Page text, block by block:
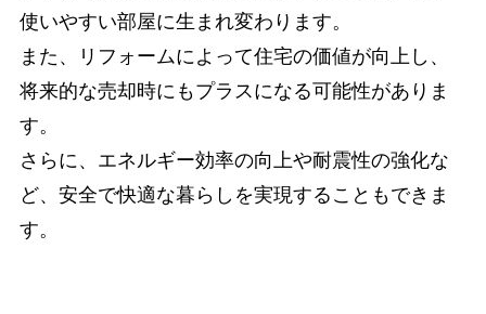
使いやすい部屋に生まれ変わります。
また、リフォームによって住宅の価値が向上し、
将来的な売却時にもプラスになる可能性がありま
す。
さらに、エネルギー効率の向上や耐震性の強化な
ど、安全で快適な暮らしを実現することもできま
す。